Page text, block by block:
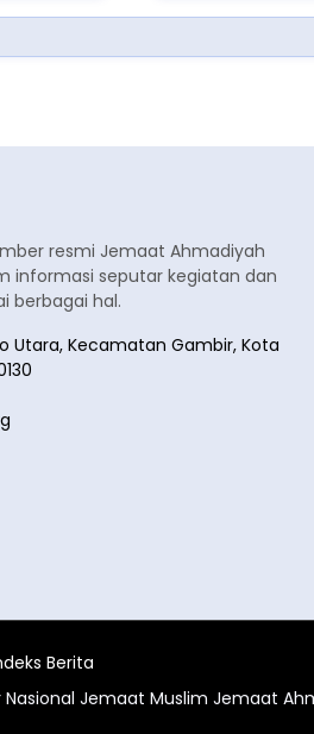
resmi Jemaat Ahmadiyah
informasi seputar kegiatan dan
berbagai hal.
Utara, Kecamatan Gambir, Kota
Berita
Jemaat Muslim Jemaat